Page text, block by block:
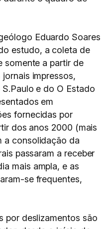
Eduardo Soares
estudo, a coleta de
somente a partir de
impressos,
e do O Estado
em
fornecidas por
dos anos 2000 (mais
a consolidação da
passaram a receber
mais ampla, e as
se frequentes,
por deslizamentos são